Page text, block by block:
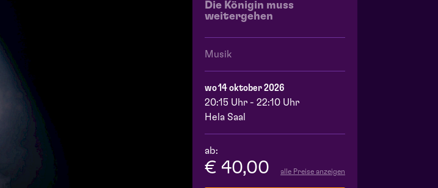
Die Königin muss
weitergehen
Musik
wo 14 oktober 2026
20:15 Uhr - 22:10 Uhr
Hela Saal
ab:
€ 40,00 alle Preise anzeigen